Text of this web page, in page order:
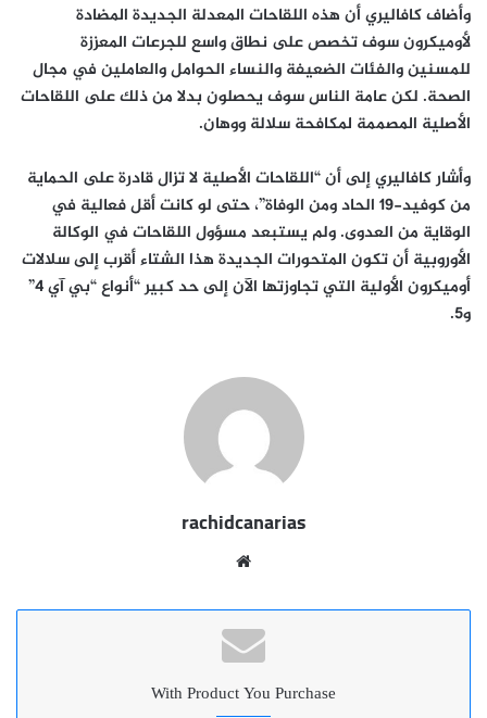
وأضاف كافاليري أن هذه اللقاحات المعدلة الجديدة المضادة
لأوميكرون سوف تخصص على نطاق واسع للجرعات المعززة
للمسنين والفئات الضعيفة والنساء الحوامل والعاملين في مجال
الصحة. لكن عامة الناس سوف يحصلون بدلا من ذلك على اللقاحات
الأصلية المصممة لمكافحة سلالة ووهان.
وأشار كافاليري إلى أن “اللقاحات الأصلية لا تزال قادرة على الحماية
من كوفيد-19 الحاد ومن الوفاة”، حتى لو كانت أقل فعالية في
الوقاية من العدوى. ولم يستبعد مسؤول اللقاحات في الوكالة
الأوروبية أن تكون المتحورات الجديدة هذا الشتاء أقرب إلى سلالات
أوميكرون الأولية التي تجاوزتها الآن إلى حد كبير “أنواع “بي آي 4”
و5.
rachidcanarias
With Product You Purchase